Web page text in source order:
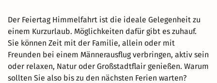
Der Feiertag Himmelfahrt ist die ideale Gelegenheit zu
einem Kurzurlaub. Möglichkeiten dafür gibt es zuhauf.
Sie können Zeit mit der Familie, allein oder mit
Freunden bei einem Männerausflug verbringen, aktiv sein
oder relaxen, Natur oder Großstadtflair genießen. Warum
sollten Sie also bis zu den nächsten Ferien warten?